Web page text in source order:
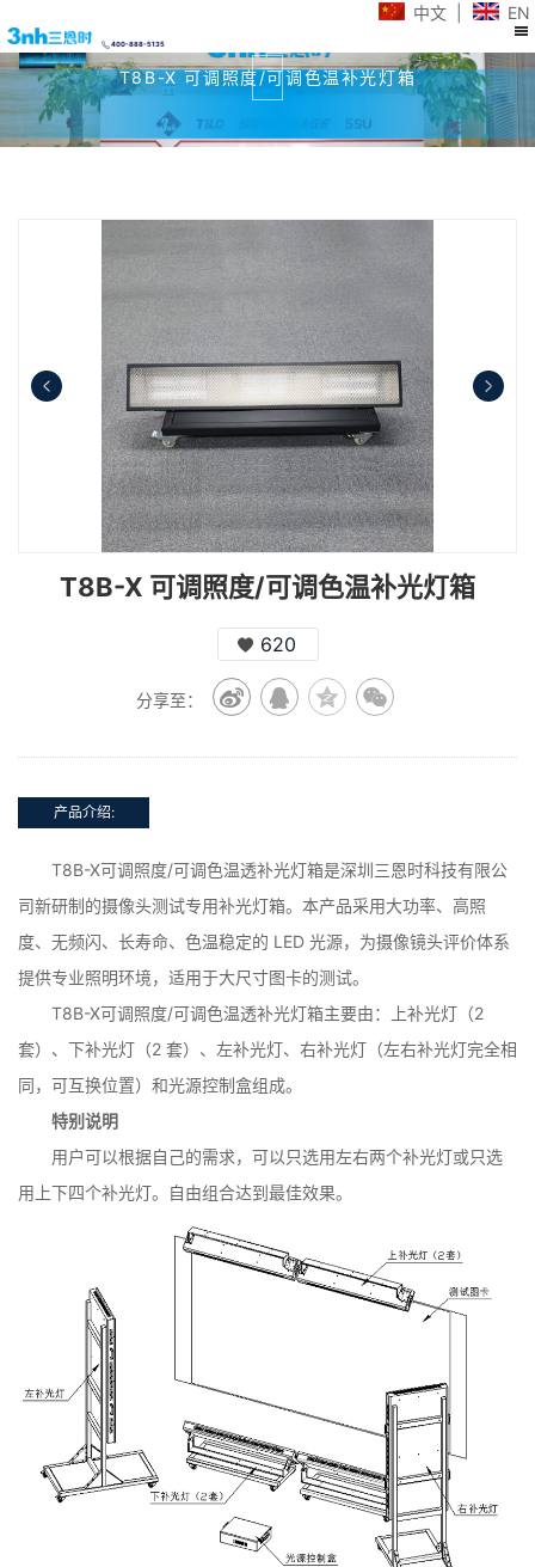
中文| EN
400-888-5135
T8B-X 可调照度/可调色温补光灯箱
T8B-X 可调照度/可调色温补光灯箱
620
分享至：
产品介绍:
T8B-X可调照度/可调色温透补光灯箱是深圳三恩时科技有限公
司新研制的摄像头测试专用补光灯箱。本产品采用大功率、高照
度、无频闪、长寿命、色温稳定的 LED 光源，为摄像镜头评价体系
提供专业照明环境，适用于大尺寸图卡的测试。
T8B-X可调照度/可调色温透补光灯箱主要由：上补光灯（2
套）、下补光灯（2 套）、左补光灯、右补光灯（左右补光灯完全相
同，可互换位置）和光源控制盒组成。
特别说明
用户可以根据自己的需求，可以只选用左右两个补光灯或只选
用上下四个补光灯。自由组合达到最佳效果。